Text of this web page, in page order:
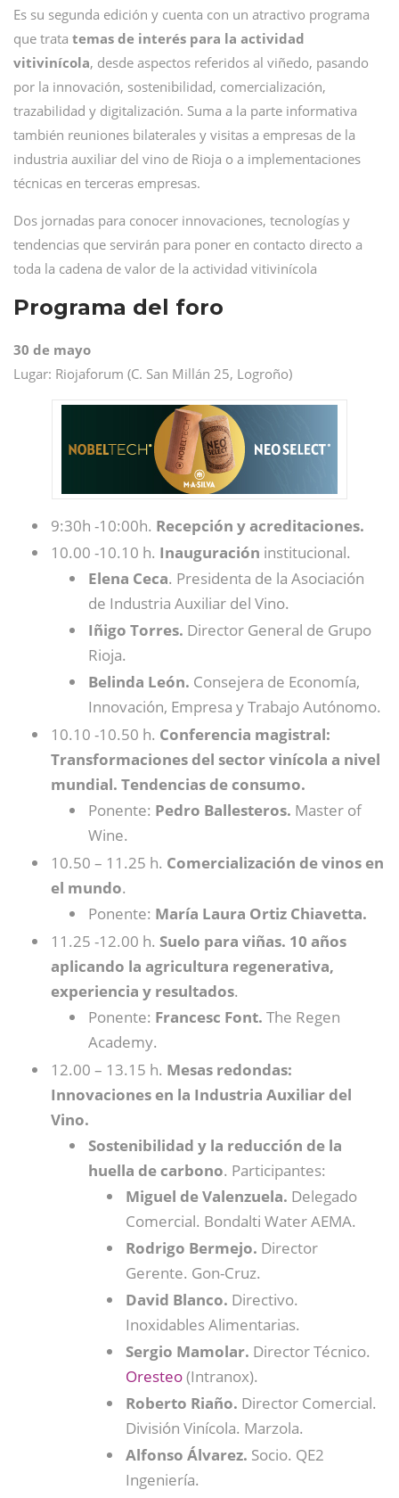
Es su segunda edición y cuenta con un atractivo programa
que trata temas de interés para la actividad
vitivinícola, desde aspectos referidos al viñedo, pasando
por la innovación, sostenibilidad, comercialización,
trazabilidad y digitalización. Suma a la parte informativa
también reuniones bilaterales y visitas a empresas de la
industria auxiliar del vino de Rioja o a implementaciones
técnicas en terceras empresas.
Dos jornadas para conocer innovaciones, tecnologías y
tendencias que servirán para poner en contacto directo a
toda la cadena de valor de la actividad vitivinícola
Programa del foro
30 de mayo
Lugar: Riojaforum (C. San Millán 25, Logroño)
9:30h -10:00h. Recepción y acreditaciones.
10.00 -10.10 h. Inauguración institucional.
Elena Ceca. Presidenta de la Asociación
de Industria Auxiliar del Vino.
Iñigo Torres. Director General de Grupo
Rioja.
Belinda León. Consejera de Economía,
Innovación, Empresa y Trabajo Autónomo.
10.10 -10.50 h. Conferencia magistral:
Transformaciones del sector vinícola a nivel
mundial. Tendencias de consumo.
Ponente: Pedro Ballesteros. Master of
Wine.
10.50 – 11.25 h. Comercialización de vinos en
el mundo.
Ponente: María Laura Ortiz Chiavetta.
11.25 -12.00 h. Suelo para viñas. 10 años
aplicando la agricultura regenerativa,
experiencia y resultados.
Ponente: Francesc Font. The Regen
Academy.
12.00 – 13.15 h. Mesas redondas:
Innovaciones en la Industria Auxiliar del
Vino.
Sostenibilidad y la reducción de la
huella de carbono. Participantes:
Miguel de Valenzuela. Delegado
Comercial. Bondalti Water AEMA.
Rodrigo Bermejo. Director
Gerente. Gon-Cruz.
David Blanco. Directivo.
Inoxidables Alimentarias.
Sergio Mamolar. Director Técnico.
Oresteo(Intranox).
Roberto Riaño. Director Comercial.
División Vinícola. Marzola.
Alfonso Álvarez. Socio. QE2
Ingeniería.